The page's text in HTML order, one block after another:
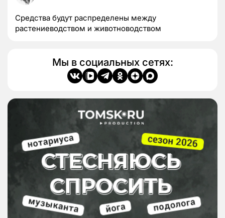
Средства будут распределены между
растениеводством и животноводством
Мы в социальных сетях: